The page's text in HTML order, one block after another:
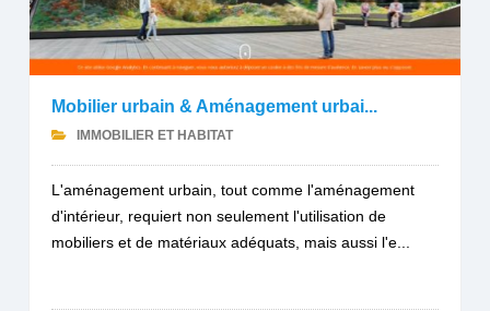
Mobilier urbain & Aménagement urbai...
IMMOBILIER ET HABITAT
L'aménagement urbain, tout comme l'aménagement
d'intérieur, requiert non seulement l'utilisation de
mobiliers et de matériaux adéquats, mais aussi l'e...